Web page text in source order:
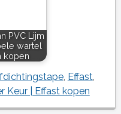
PVC Lijm
wartel
kopen
, Effast,
Keur | Effast kopen